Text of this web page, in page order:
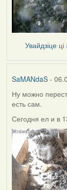
Увайдзіце ці
SaMANdaS-
Ну можно
есть сам.
Сегодня ел и в